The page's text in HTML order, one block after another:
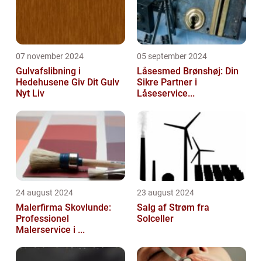
07 november 2024
Gulvafslibning i
Hedehusene Giv Dit Gulv
Nyt Liv
05 september 2024
Låsesmed Brønshøj: Din
Sikre Partner i
Låseservice...
24 august 2024
Malerfirma Skovlunde:
Professionel
Malerservice i ...
23 august 2024
Salg af Strøm fra
Solceller